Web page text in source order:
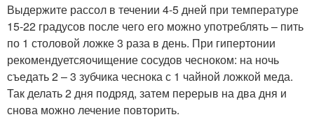
Выдержите рассол в течении 4-5 дней при температуре
15-22 градусов после чего его можно употреблять – пить
по 1 столовой ложке 3 раза в день. При гипертонии
рекомендуетсяочищение сосудов чесноком: на ночь
съедать 2 – 3 зубчика чеснока с 1 чайной ложкой меда.
Так делать 2 дня подряд, затем перерыв на два дня и
снова можно лечение повторить.